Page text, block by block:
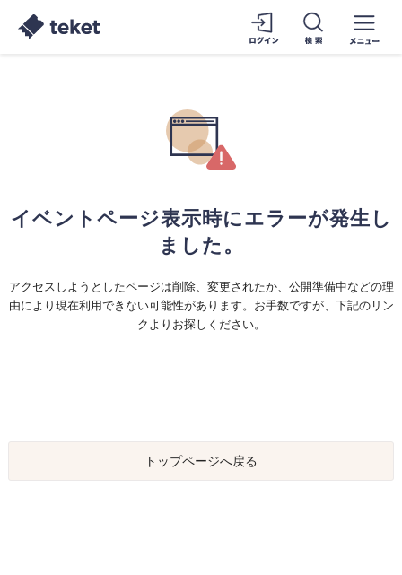
イベントページ表示時にエラーが発生し
ました。
アクセスしようとしたページは削除、変更されたか、公開準備中などの理
由により現在利用できない可能性があります。お手数ですが、下記のリン
クよりお探しください。
トップページへ戻る